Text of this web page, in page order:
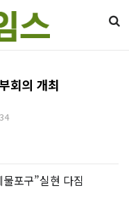
회의 개최
포구”실현 다짐